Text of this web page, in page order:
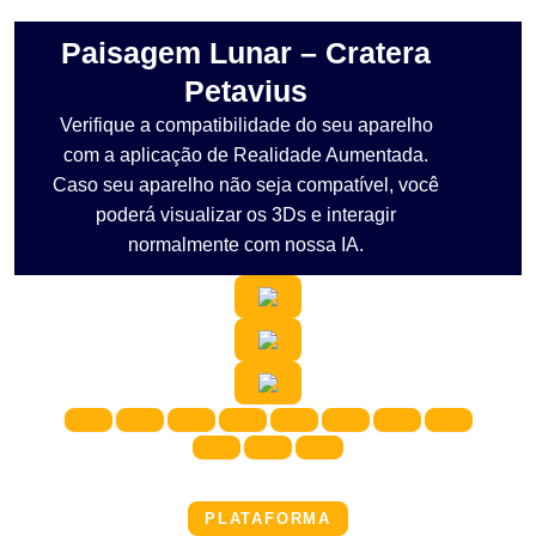
Paisagem Lunar – Cratera
Petavius
Verifique a compatibilidade do seu aparelho
com a aplicação de Realidade Aumentada.
Caso seu aparelho não seja compatível, você
poderá visualizar os 3Ds e interagir
normalmente com nossa IA.
PLATAFORMA